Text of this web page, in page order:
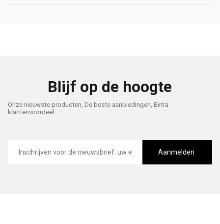
Blijf op de hoogte
Onze nieuwste producten, De beste aanbiedingen, Extra
klantenvoordeel
mailadres
Aanmelden